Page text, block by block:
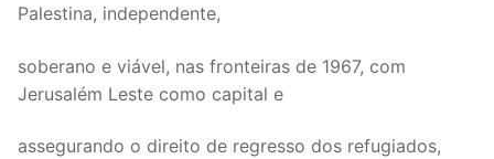
Palestina, independente,
soberano e viável, nas fronteiras de 1967, com
Jerusalém Leste como capital e
assegurando o direito de regresso dos refugiados,